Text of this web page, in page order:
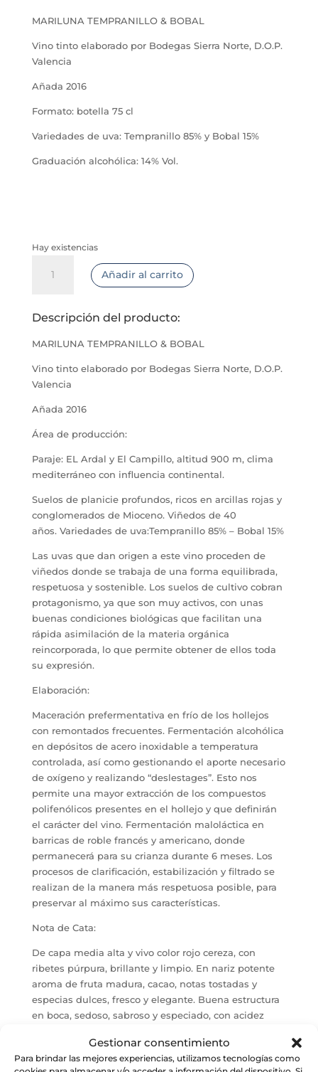
Gestionar consentimiento
Para brindar las mejores experiencias, utilizamos tecnologías como
MARILUNA TEMPRANILLO & BOBAL
Vino tinto elaborado por Bodegas Sierra Norte, D.O.P.
Valencia
Añada 2016
Formato: botella 75 cl
Variedades de uva: Tempranillo 85% y Bobal 15%
Graduación alcohólica: 14% Vol.
Hay existencias
Tempranillo
cantidad
Añadir al carrito
Descripción del producto:
MARILUNA TEMPRANILLO & BOBAL
Vino tinto elaborado por Bodegas Sierra Norte, D.O.P.
Valencia
Añada 2016
Área de producción:
Paraje: EL Ardal y El Campillo, altitud 900 m, clima
mediterráneo con influencia continental.
Suelos de planicie profundos, ricos en arcillas rojas y
conglomerados de Mioceno. Viñedos de 40
años. Variedades de uva:Tempranillo 85% – Bobal 15%
Las uvas que dan origen a este vino proceden de
viñedos donde se trabaja de una forma equilibrada,
respetuosa y sostenible. Los suelos de cultivo cobran
protagonismo, ya que son muy activos, con unas
buenas condiciones biológicas que facilitan una
rápida asimilación de la materia orgánica
reincorporada, lo que permite obtener de ellos toda
su expresión.
Elaboración:
Maceración prefermentativa en frío de los hollejos
con remontados frecuentes. Fermentación alcohólica
en depósitos de acero inoxidable a temperatura
controlada, así como gestionando el aporte necesario
de oxígeno y realizando “deslestages”. Esto nos
permite una mayor extracción de los compuestos
polifenólicos presentes en el hollejo y que definirán
el carácter del vino. Fermentación maloláctica en
barricas de roble francés y americano, donde
permanecerá para su crianza durante 6 meses. Los
procesos de clarificación, estabilización y filtrado se
realizan de la manera más respetuosa posible, para
preservar al máximo sus características.
Nota de Cata:
De capa media alta y vivo color rojo cereza, con
ribetes púrpura, brillante y limpio. En nariz potente
aroma de fruta madura, cacao, notas tostadas y
especias dulces, fresco y elegante. Buena estructura
en boca, sedoso, sabroso y especiado, con acidez